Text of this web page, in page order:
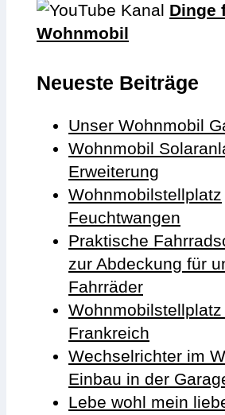
Dinge
Wohnmobil
Neueste Beiträge
Unser Wohnmobil
Wohnmobil
Erweiterung
Wohnmobilstellplatz
Feuchtwangen
Praktische
zur Abdeckung für
Fahrräder
Frankreich
Wechselrichter im
Einbau in der
Lebe wohl mein